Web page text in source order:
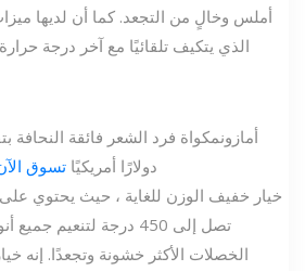
أملس وخالٍ من التجعد. كما أن لديها
أمازونمكواة فرد الشعر فائقة النحافة
129.99 دولارًا أمريكيًا تسوق
خيار خفيف الوزن للغاية ، حيث يحتوي
تصل إلى 450 درجة
الخصلات الأكثر خشونة وتجعدًا.